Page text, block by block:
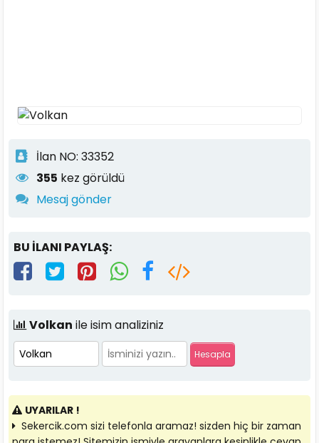
İlan NO: 33352
355 kez görüldü
Mesaj gönder
BU İLANI PAYLAŞ:
Volkan ile isim analiziniz
UYARILAR !
Sekercik.com sizi telefonla aramaz! sizden hiç bir zaman